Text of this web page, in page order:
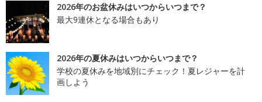
2026年のお盆休みはいつからいつまで？
最大9連休となる場合もあり
2026年の夏休みはいつからいつまで？
学校の夏休みを地域別にチェック！夏レジャーを計
画しよう